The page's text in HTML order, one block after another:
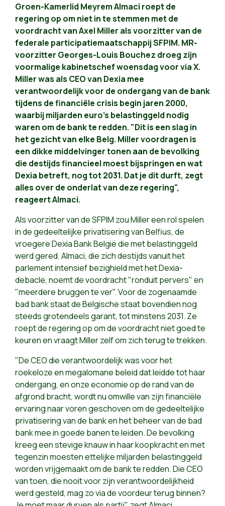
Groen-Kamerlid Meyrem Almaci roept de
regering op om niet in te stemmen met de
voordracht van Axel Miller als voorzitter van de
federale participatiemaatschappij SFPIM. MR-
voorzitter Georges-Louis Bouchez droeg zijn
voormalige kabinetschef woensdag voor via X.
Miller was als CEO van Dexia mee
verantwoordelijk voor de ondergang van de bank
tijdens de financiële crisis begin jaren 2000,
waarbij miljarden euro's belastinggeld nodig
waren om de bank te redden. "Dit is een slag in
het gezicht van elke Belg. Miller voordragen is
een dikke middelvinger tonen aan de bevolking
die destijds financieel moest bijspringen en wat
Dexia betreft, nog tot 2031. Dat je dit durft, zegt
alles over de onderlat van deze regering",
reageert Almaci.
Als voorzitter van de SFPIM zou Miller een rol spelen
in de gedeeltelijke privatisering van Belfius, de
vroegere Dexia Bank België die met belastinggeld
werd gered. Almaci, die zich destijds vanuit het
parlement intensief bezighield met het Dexia-
debacle, noemt de voordracht "ronduit pervers" en
"meerdere bruggen te ver". Voor de zogenaamde
bad bank staat de Belgische staat bovendien nog
steeds grotendeels garant, tot minstens 2031. Ze
roept de regering op om de voordracht niet goed te
keuren en vraagt Miller zelf om zich terug te trekken.
"De CEO die verantwoordelijk was voor het
roekeloze en megalomane beleid dat leidde tot haar
ondergang, en onze economie op de rand van de
afgrond bracht, wordt nu omwille van zijn financiële
ervaring naar voren geschoven om de gedeeltelijke
privatisering van de bank en het beheer van de bad
bank mee in goede banen te leiden. De bevolking
kreeg een stevige knauw in haar koopkracht en met
tegenzin moesten ettelijke miljarden belastinggeld
worden vrijgemaakt om de bank te redden. Die CEO
van toen, die nooit voor zijn verantwoordelijkheid
werd gesteld, mag zo via de voordeur terug binnen?